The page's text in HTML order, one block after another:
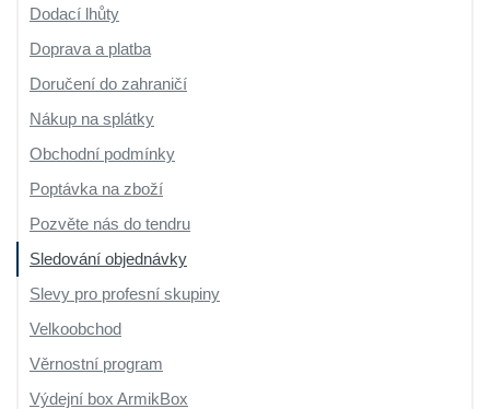
Dodací lhůty
Doprava a platba
Doručení do zahraničí
Nákup na splátky
Obchodní podmínky
Poptávka na zboží
Pozvěte nás do tendru
Sledování objednávky
Slevy pro profesní skupiny
Velkoobchod
Věrnostní program
Výdejní box ArmikBox